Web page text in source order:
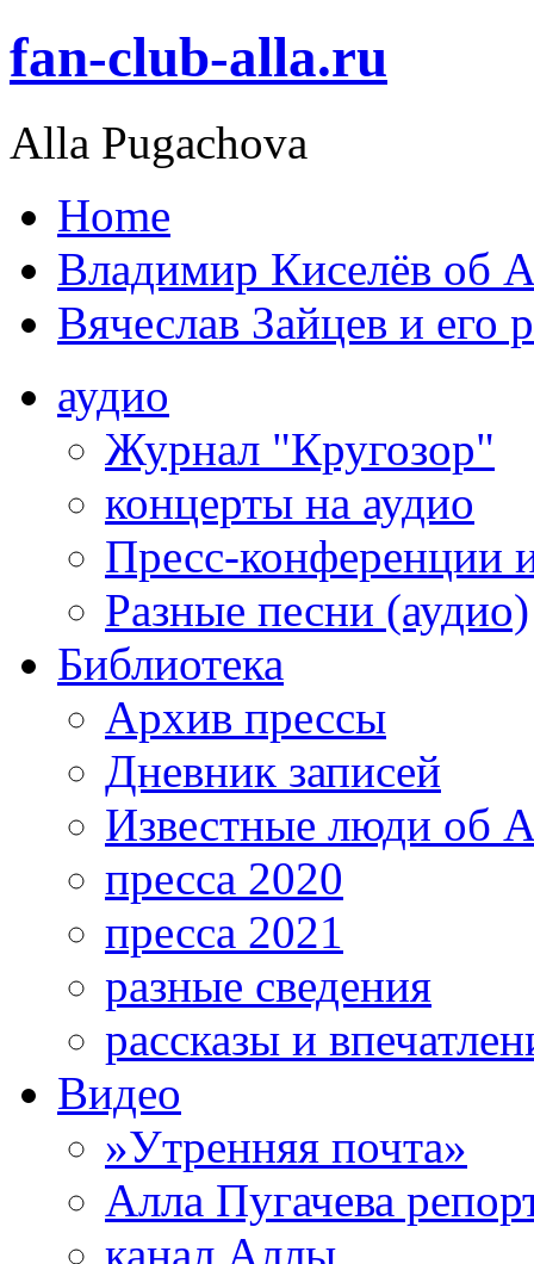
fan-club-alla.ru
Alla Pugachova
Home
Владимир Киселёв об
Вячеслав Зайцев и его
аудио
Журнал "Кругозор"
концерты на аудио
Пресс-конференции
Разные песни (аудио)
Библиотека
Архив прессы
Дневник записей
Известные люди об
пресса 2020
пресса 2021
разные сведения
рассказы и
Видео
»Утренняя почта»
Алла Пугачева
канал Аллы